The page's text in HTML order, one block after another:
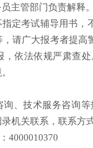
主管部门负责解释
定考试辅导用书，
请广大报考者提
，依法依规严肃查处
询、技术服务咨询
录机关联系，联系方
4000010370